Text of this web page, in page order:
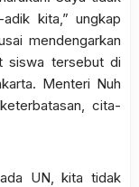
kita,” ungkap
mendengarkan
siswa tersebut di
Menteri Nuh
cita-
UN, kita tidak